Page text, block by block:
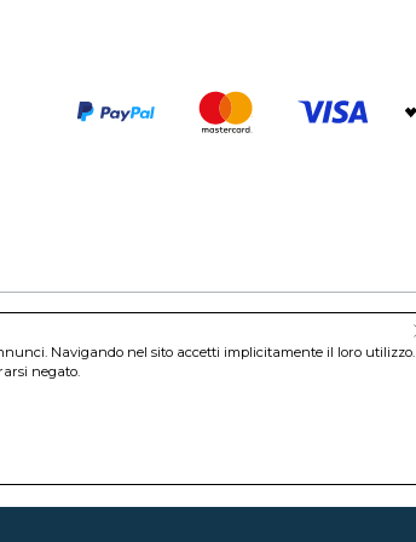
Imprese di Roma REA: RM-535144
Navigando nel sito accetti implicitamente il loro utilizzo.
negato.